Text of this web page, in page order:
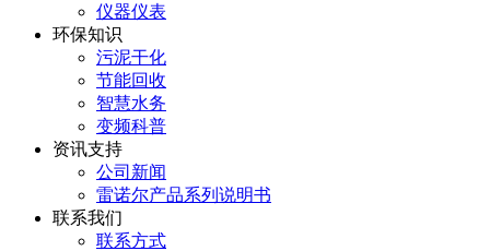
仪器仪表
环保知识
污泥干化
节能回收
智慧水务
变频科普
资讯支持
公司新闻
雷诺尔产品系列说明书
联系我们
联系方式